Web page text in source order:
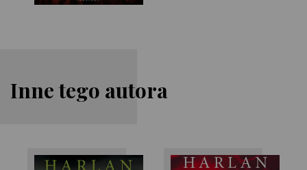
Inne tego autora